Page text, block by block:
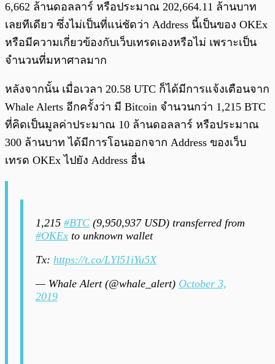
6,662 ล้านดอลลาร์ หรือประมาณ 202,664.11 ล้านบาท
เลยทีเดียว ซึ่งไม่เป็นที่แน่ชัดว่า Address นี้เป็นของ OKEx
หรือมีความเกี่ยวข้องกับเว็บเทรดเองหรือไม่ เพราะเป็น
จำนวนที่มหาศาลมาก
หลังจากนั้น เมื่อเวลา 20.58 UTC ก็ได้มีการแจ้งเตือนจาก
Whale Alerts อีกครั้งว่า มี Bitcoin จำนวนกว่า 1,215 BTC
ที่คิดเป็นมูลค่าประมาณ 10 ล้านดอลลาร์ หรือประมาณ
300 ล้านบาท ได้มีการโอนออกจาก Address ของเว็บ
เทรด OKEx ไปยัง Address อื่น
1,215 #BTC (9,950,937 USD) transferred from
#OKEx to unknown wallet
Tx: https://t.co/LYl51iYu5X
— Whale Alert (@whale_alert) October 3,
2019